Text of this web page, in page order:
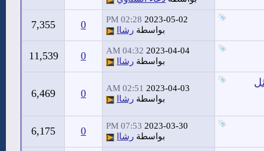
2023-05-02
02:28 PM
بواسطة رشاا 0
7,355
2023-04-04
04:32 AM
بواسطة رشاا 0
11,539
2023-04-03
02:51 AM
بواسطة رشاا 0
6,469
2023-03-30
07:53 PM
بواسطة رشاا 0
6,175